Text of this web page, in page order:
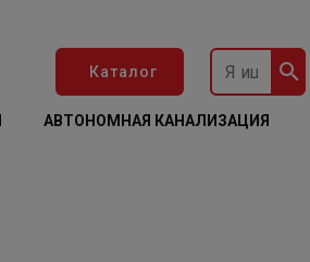
Каталог
АВТОНОМНАЯ КАНАЛИЗАЦИЯ